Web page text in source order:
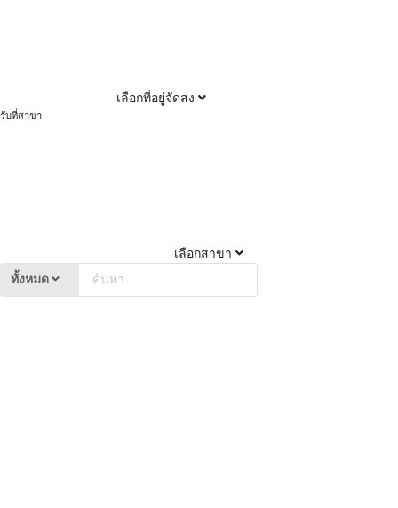
เลือกที่อยู่จัดส่ง
รับที่สาขา
เลือกสาขา
ทั้งหมด